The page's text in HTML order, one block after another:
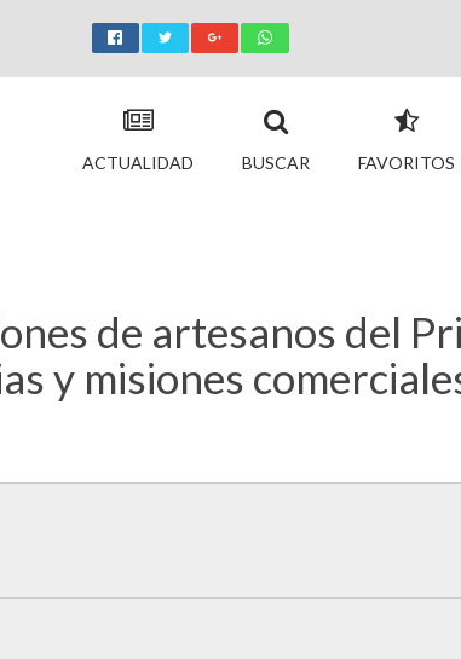
ACTUALIDAD BUSCAR FAVORITOS
de artesanos del
y misiones